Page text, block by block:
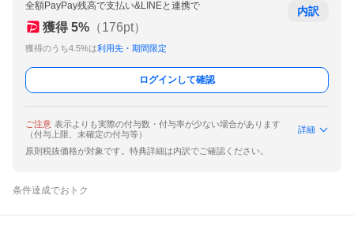
全額PayPay残高で支払い&LINEと連携で
獲得 5% （176pt）
獲得のうち4.5%は利用先・期間限定
内訳
ログインして確認
ご注意 表示よりも実際の付与数・付与率が少ない場合があります
（付与上限、未確定の付与等）
詳細
原則税抜価格が対象です。特典詳細は内訳でご確認ください。
条件達成でおトク